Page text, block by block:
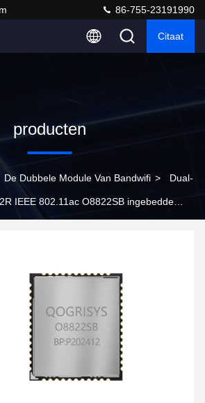
86-755-23191990
Citaat
producten
De Dubbele Module Van Bandwifi > Dual-
IEEE 802.11ac O8822SB ingebedde